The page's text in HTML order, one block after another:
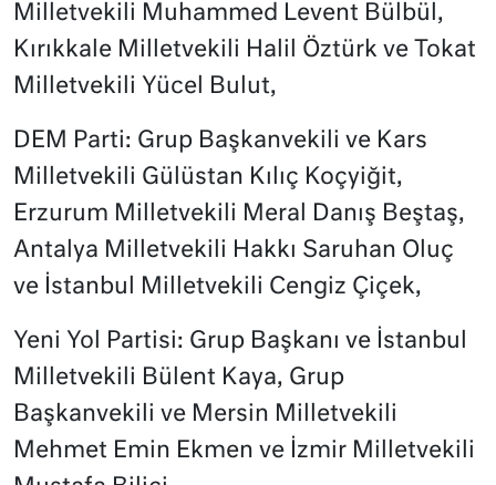
Milletvekili Muhammed Levent Bülbül,
Kırıkkale Milletvekili Halil Öztürk ve Tokat
Milletvekili Yücel Bulut,
DEM Parti: Grup Başkanvekili ve Kars
Milletvekili Gülüstan Kılıç Koçyiğit,
Erzurum Milletvekili Meral Danış Beştaş,
Antalya Milletvekili Hakkı Saruhan Oluç
ve İstanbul Milletvekili Cengiz Çiçek,
Yeni Yol Partisi: Grup Başkanı ve İstanbul
Milletvekili Bülent Kaya, Grup
Başkanvekili ve Mersin Milletvekili
Mehmet Emin Ekmen ve İzmir Milletvekili